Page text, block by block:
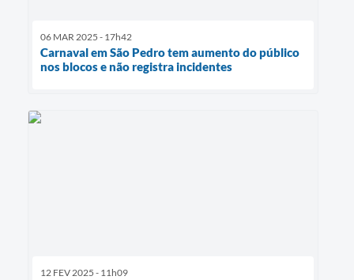
06 MAR 2025 - 17h42
Carnaval em São Pedro tem aumento do público
nos blocos e não registra incidentes
12 FEV 2025 - 11h09